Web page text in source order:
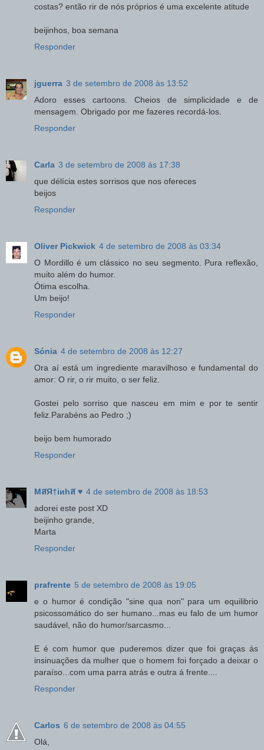
costas? então rir de nós próprios é uma excelente atitude
beijinhos, boa semana
Responder
jguerra 3 de setembro de 2008 às 13:52
Adoro esses cartoons. Cheios de simplicidade e de
mensagem. Obrigado por me fazeres recordá-los.
Responder
Carla 3 de setembro de 2008 às 17:38
que délícia estes sorrisos que nos ofereces
beijos
Responder
Oliver Pickwick 4 de setembro de 2008 às 03:34
O Mordillo é um clássico no seu segmento. Pura reflexão,
muito além do humor.
Ótima escolha.
Um beijo!
Responder
Sónia 4 de setembro de 2008 às 12:27
Ora aí está um ingrediente maravilhoso e fundamental do
amor: O rir, o rir muito, o ser feliz.
Gostei pelo sorriso que nasceu em mim e por te sentir
feliz.Parabéns ao Pedro ;)
beijo bem humorado
Responder
MสЯ†iиhส ♥ 4 de setembro de 2008 às 18:53
adorei este post XD
beijinho grande,
Marta
Responder
prafrente 5 de setembro de 2008 às 19:05
e o humor é condição "sine qua non" para um equilibrio
psicossomático do ser humano...mas eu falo de um humor
saudável, não do humor/sarcasmo...
E é com humor que puderemos dizer que foi graças ás
insinuações da mulher que o homem foi forçado a deixar o
paraíso...com uma parra atrás e outra á frente....
Responder
Carlos 6 de setembro de 2008 às 04:55
Olá,